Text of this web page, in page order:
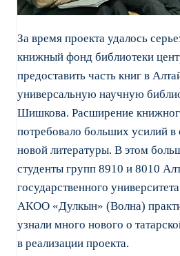
За время проекта удалось
книжный фонд библиотеки
предоставить часть книг в
универсальную научную
Шишкова. Расширение
потребовало больших усилий в
новой литературы. В этом
студенты групп 8910 и 8010
государственного
АКОО «Дулкын» (Волна)
узнали много нового о
в реализации проекта.